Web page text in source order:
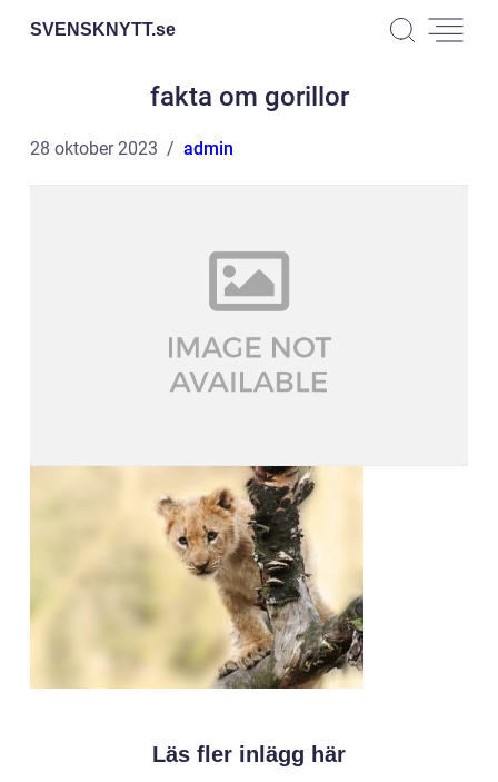
SVENSKNYTT.se
fakta om gorillor
28 oktober 2023 admin
Läs fler inlägg här